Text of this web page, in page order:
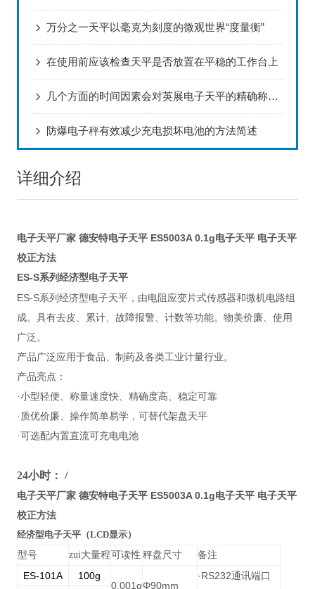
万分之一天平以毫克为刻度的微观世界“度量衡”
在使用前应该检查天平是否放置在平稳的工作台上
几个方面的时间因素会对英展电子天平的精确称量造成影响
防爆电子秤有效减少充电损坏电池的方法简述
详细介绍
电子天平厂家 德安特电子天平 ES5003A 0.1g电子天平 电子天平
校正方法
ES-S系列经济型电子天平
ES-S系列经济型电子天平，由电阻应变片式传感器和微机电路组
成。具有去皮、累计、故障报警、计数等功能。物美价廉、使用
广泛。
产品广泛应用于食品、制药及各类工业计量行业。
产品亮点：
·小型轻便、称量速度快、精确度高、稳定可靠
·质优价廉、操作简单易学，可替代架盘天平
·可选配内置直流可充电电池
24小时： /
电子天平厂家 德安特电子天平 ES5003A 0.1g电子天平 电子天平
校正方法
经济型电子天平（LCD显示）
型号
zui大量程可读性 秤盘尺寸 备注
ES-101A
100g
0.001gΦ90mm
·RS232通讯端口